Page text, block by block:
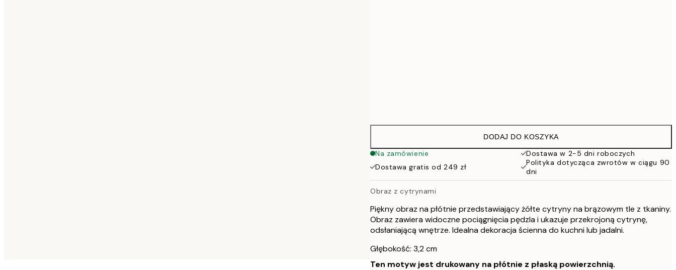
DODAJ DO KOSZYKA
Na zamówienie
Dostawa w 2-5 dni roboczych
Dostawa gratis od 249 zł
Polityka dotycząca zwrotów w ciągu 90
dni
Obraz z cytrynami
Piękny obraz na płótnie przedstawiający żółte cytryny na brązowym tle z tkaniny.
Obraz zawiera widoczne pociągnięcia pędzla i ukazuje przekrojoną cytrynę,
odsłaniającą wnętrze. Idealna dekoracja ścienna do kuchni lub jadalni.
Głębokość: 3,2 cm
Ten motyw jest drukowany na płótnie z płaską powierzchnią.